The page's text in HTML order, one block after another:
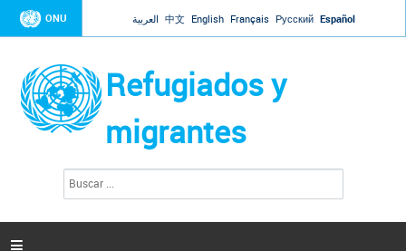
Jump to navigation
ONU العربية 中文 English Français Русский Español
Refugiados y
migrantes
s
